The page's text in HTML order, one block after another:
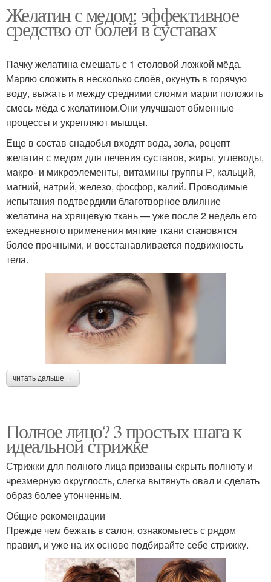
Желатин с медом: эффективное
средство от болей в суставах
Пачку желатина смешать с 1 столовой ложкой мёда.
Марлю сложить в несколько слоёв, окунуть в горячую
воду, выжать и между средними слоями марли положить
смесь мёда с желатином.Они улучшают обменные
процессы и укрепляют мышцы.
Еще в состав снадобья входят вода, зола, рецепт
желатин с медом для лечения суставов, жиры, углеводы,
макро- и микроэлементы, витамины группы Р, кальций,
магний, натрий, железо, фосфор, калий. Проводимые
испытания подтвердили благотворное влияние
желатина на хрящевую ткань — уже после 2 недель его
ежедневного применения мягкие ткани становятся
более прочными, и восстанавливается подвижность
тела.
читать дальше →
Полное лицо? 3 простых шага к
идеальной стрижке
Стрижки для полного лица призваны скрыть полноту и
чрезмерную округлость, слегка вытянуть овал и сделать
образ более утонченным.
Общие рекомендации
Прежде чем бежать в салон, ознакомьтесь с рядом
правил, и уже на их основе подбирайте себе стрижку.